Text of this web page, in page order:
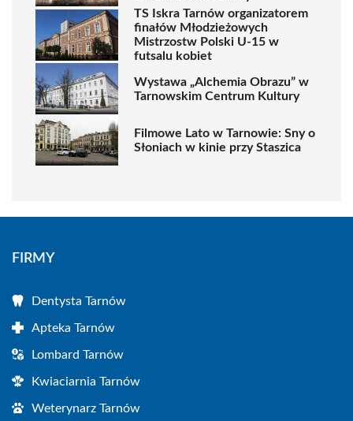
TS Iskra Tarnów organizatorem
finałów Młodzieżowych
Mistrzostw Polski U-15 w
futsalu kobiet
Wystawa „Alchemia Obrazu” w
Tarnowskim Centrum Kultury
Filmowe Lato w Tarnowie: Sny o
Słoniach w kinie przy Staszica
FIRMY
Dentysta Tarnów
Apteka Tarnów
Lombard Tarnów
Kwiaciarnia Tarnów
Weterynarz Tarnów